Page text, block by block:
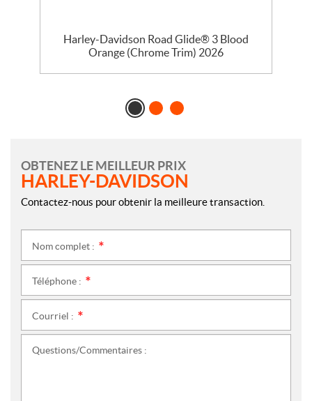
Harley-Davidson Road Glide® 3 Blood
Orange (Chrome Trim) 2026
OBTENEZ LE MEILLEUR PRIX
HARLEY-DAVIDSON
Contactez-nous pour obtenir la meilleure transaction.
Nom complet :
Téléphone :
Courriel :
Questions/Commentaires :